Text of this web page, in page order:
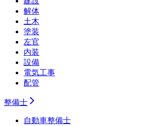
解体
土木
塗装
左官
内装
設備
電気工事
配管
整備士
自動車整備士